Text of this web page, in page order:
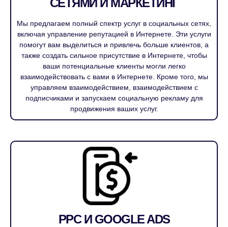
СЕТЯМИ И МАРКЕТИНГ
Мы предлагаем полный спектр услуг в социальных сетях,
включая управление репутацией в Интернете. Эти услуги
помогут вам выделиться и привлечь больше клиентов, а
также создать сильное присутствие в Интернете, чтобы
ваши потенциальные клиенты могли легко
взаимодействовать с вами в Интернете. Кроме того, мы
управляем взаимодействием, взаимодействием с
подписчиками и запускаем социальную рекламу для
продвижения ваших услуг.
PPC И GOOGLE ADS